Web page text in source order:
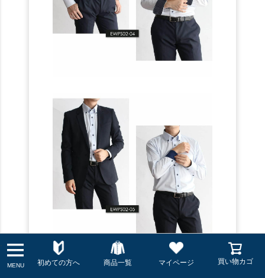
MENU 初めての方へ 商品一覧 マイページ 買い物カゴ